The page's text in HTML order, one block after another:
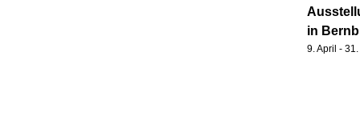
in
9. April -